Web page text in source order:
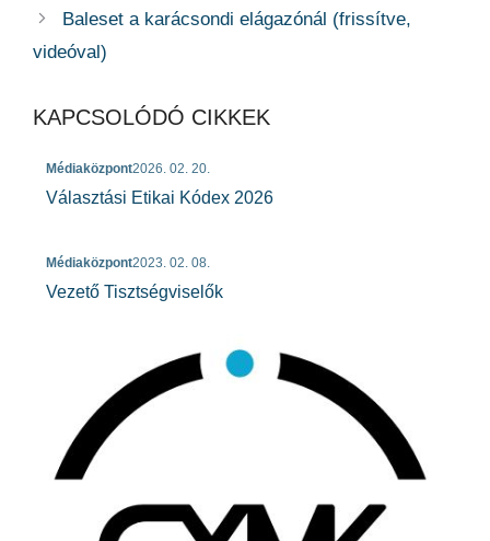
Baleset a karácsondi elágazónál (frissítve,
videóval)
KAPCSOLÓDÓ CIKKEK
Médiaközpont2026. 02. 20.
Választási Etikai Kódex 2026
Médiaközpont2023. 02. 08.
Vezető Tisztségviselők